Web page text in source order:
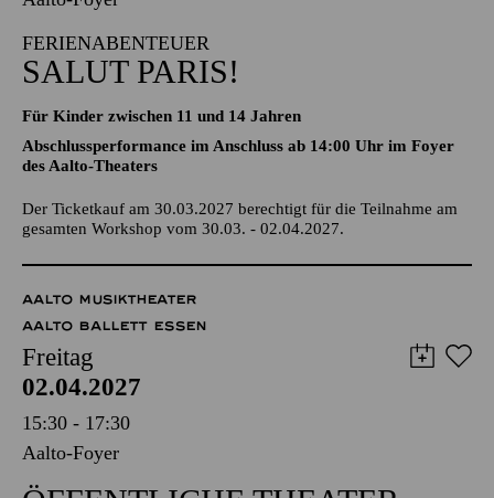
FERIENABENTEUER
SALUT PARIS!
Für Kinder zwischen 11 und 14 Jahren
Abschlussperformance im Anschluss ab 14:00 Uhr im Foyer
des Aalto-Theaters
Der Ticketkauf am 30.03.2027 berechtigt für die Teilnahme am
gesamten Workshop vom 30.03. - 02.04.2027.
AALTO MUSIKTHEATER
AALTO BALLETT ESSEN
Freitag
02.04.2027
15:30 - 17:30
Aalto-Foyer